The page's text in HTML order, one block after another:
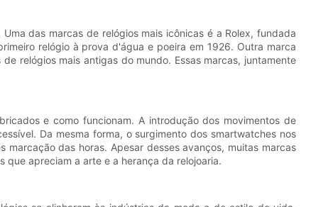
das marcas de relógios mais icônicas é a Rolex, fundada
relógio à prova d'água e poeira em 1926. Outra marca
relógios mais antigas do mundo. Essas marcas, juntamente
e como funcionam. A introdução dos movimentos de
Da mesma forma, o surgimento dos smartwatches nos
das horas. Apesar desses avanços, muitas marcas
apreciam a arte e a herança da relojoaria.